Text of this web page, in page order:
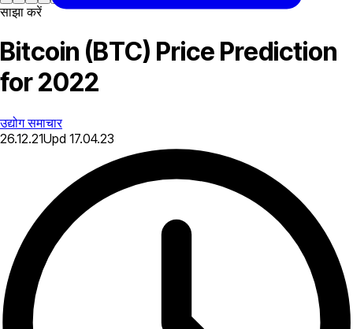
साझा करें
Bitcoin (BTC) Price Prediction
for 2022
उद्योग समाचार
26.12.21Upd 17.04.23